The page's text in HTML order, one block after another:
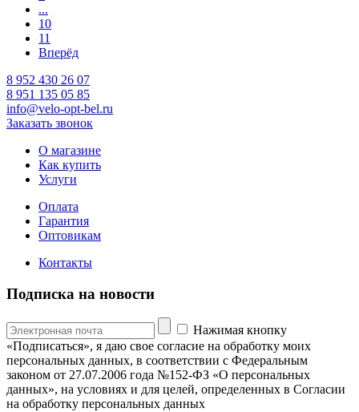
...
10
11
Вперёд
8 952 430 26 07
8 951 135 05 85
info@velo-opt-bel.ru
Заказать звонок
О магазине
Как купить
Услуги
Оплата
Гарантия
Оптовикам
Контакты
Подписка на новости
Нажимая кнопку
«Подписаться», я даю свое согласие на обработку моих
персональных данных, в соответствии с Федеральным
законом от 27.07.2006 года №152-ФЗ «О персональных
данных», на условиях и для целей, определенных в Согласии
на обработку персональных данных